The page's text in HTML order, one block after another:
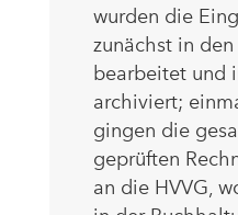
wurden die
zunächst in
bearbeitet und
archiviert;
gingen die
geprüften
an die HVVG,